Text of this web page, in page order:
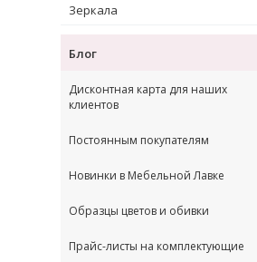
Зеркала
Блог
Дисконтная карта для наших
клиентов
Постоянным покупателям
Новинки в Мебельной Лавке
Образцы цветов и обивки
Прайс-листы на комплектующие